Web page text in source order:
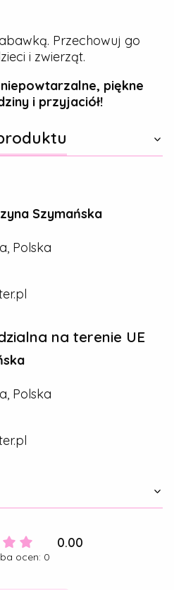
Przechowuj go
i zwierząt.
piękne
i przyjaciół!
Szymańska
Polska
na terenie UE
Polska
0.00
ocen: 0